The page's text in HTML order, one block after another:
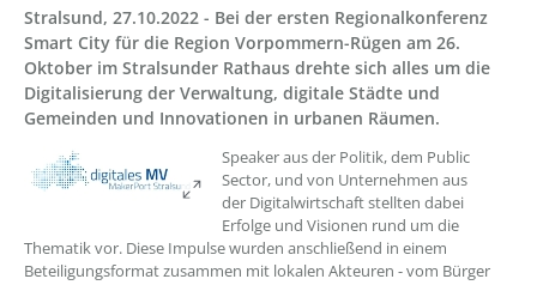
Stralsund, 27.10.2022 - Bei der ersten Regionalkonferenz
Smart City für die Region Vorpommern-Rügen am 26.
Oktober im Stralsunder Rathaus drehte sich alles um die
Digitalisierung der Verwaltung, digitale Städte und
Gemeinden und Innovationen in urbanen Räumen.
??? absaetzeOben[1]/titel ???
Speaker aus der Politik, dem Public
Sector, und von Unternehmen aus
der Digitalwirtschaft stellten dabei
Erfolge und Visionen rund um die
Thematik vor. Diese Impulse wurden anschließend in einem
Beteiligungsformat zusammen mit lokalen Akteuren - vom Bürger